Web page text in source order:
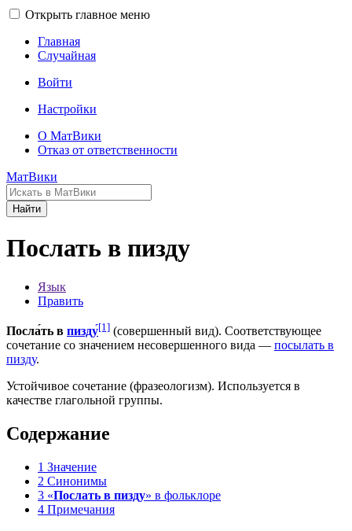
Открыть главное меню
Главная
Случайная
Войти
Настройки
О МатВики
Отказ от ответственности
МатВики
Найти
Послать в пизду
Язык
Править
Посла́ть в пизду́[1] (совершенный вид). Соответствующее
сочетание со значением несовершенного вида — посылать в
пизду.
Устойчивое сочетание (фразеологизм). Используется в
качестве глагольной группы.
Содержание
1 Значение
2 Синонимы
3 «Послать в пизду» в фольклоре
4 Примечания